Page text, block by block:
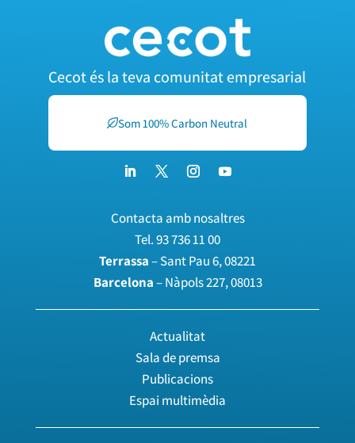
Cecot és la teva comunitat empresarial
Som 100% Carbon Neutral
Contacta amb nosaltres
Tel.93 736 11 00
Terrassa– Sant Pau 6, 08221
Barcelona– Nàpols 227, 08013
Actualitat
Sala de premsa
Publicacions
Espai multimèdia